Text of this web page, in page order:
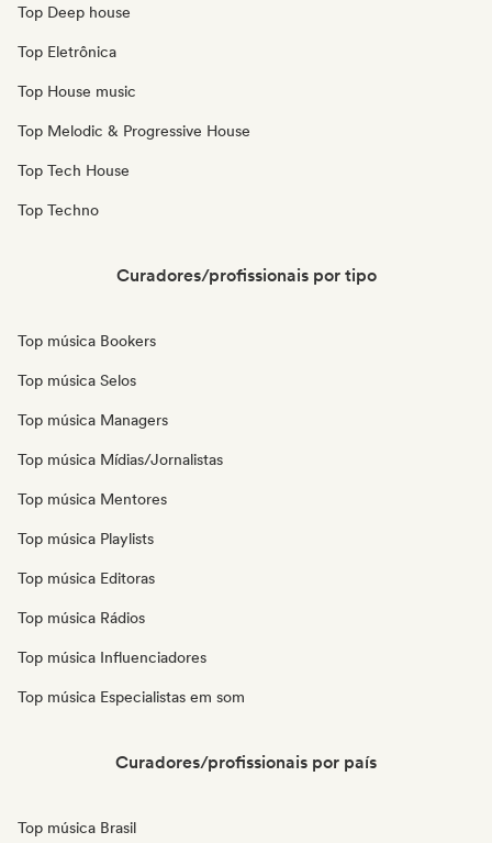
Top Deep house
Top Eletrônica
Top House music
Top Melodic & Progressive House
Top Tech House
Top Techno
Curadores/profissionais por tipo
Top música Bookers
Top música Selos
Top música Managers
Top música Mídias/Jornalistas
Top música Mentores
Top música Playlists
Top música Editoras
Top música Rádios
Top música Influenciadores
Top música Especialistas em som
Curadores/profissionais por país
Top música Brasil